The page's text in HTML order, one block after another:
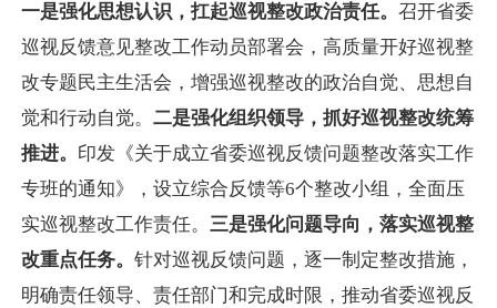
一是强化思想认识，扛起巡视整改政治责任。 召开省委
巡视反馈意见整改工作动员部署会，高质量开好巡视整
改专题民主生活会，增强巡视整改的政治自觉、思想自
觉和行动自觉。 二是强化组织领导，抓好巡视整改统筹
推进。 印发《关于成立省委巡视反馈问题整改落实工作
专班的通知》，设立综合反馈等6个整改小组，全面压
实巡视整改工作责任。 三是强化问题导向，落实巡视整
改重点任务。 针对巡视反馈问题，逐一制定整改措施，
明确责任领导、责任部门和完成时限，推动省委巡视反